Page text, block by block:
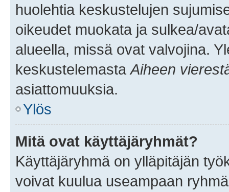
huolehtia keskustelujen
oikeudet muokata ja sulkea/
alueella, missä ovat valvojina.
keskustelemasta Aiheen
asiattomuuksia.
Ylös
Mitä ovat käyttäjäryhmät?
Käyttäjäryhmä on ylläpitäjän
voivat kuulua useampaan